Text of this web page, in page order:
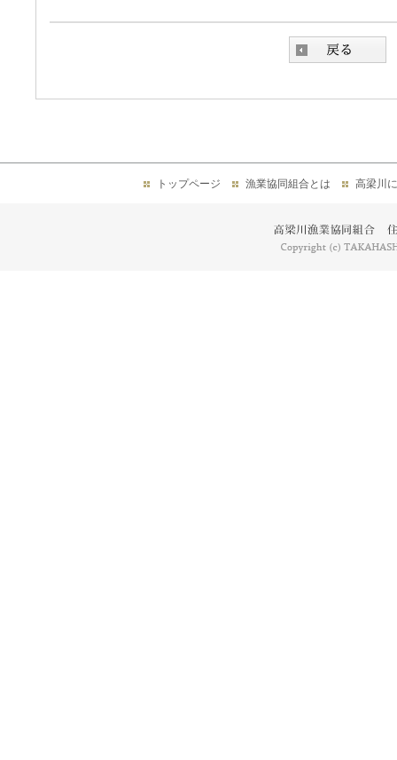
トップページ 漁業協同組合とは 高梁川